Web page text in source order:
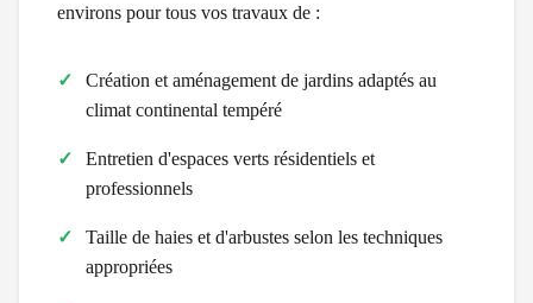
environs pour tous vos travaux de :
Création et aménagement de jardins adaptés au
climat continental tempéré
Entretien d'espaces verts résidentiels et
professionnels
Taille de haies et d'arbustes selon les techniques
appropriées